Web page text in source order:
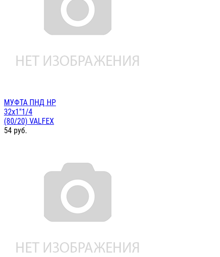
МУФТА ПНД НР
32х1"1/4
(80/20) VALFEX
54 руб.